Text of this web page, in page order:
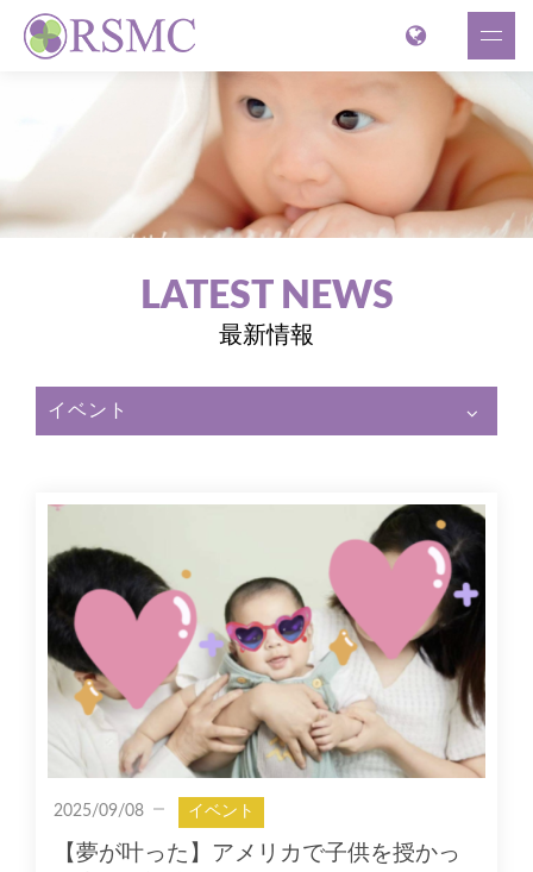
LATEST NEWS
最新情報
イベント
2025/09/08 イベント
【夢が叶った】アメリカで子供を授かっ